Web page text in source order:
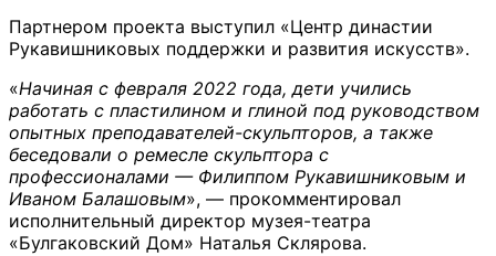
Партнером проекта выступил «Центр династии
Рукавишниковых поддержки и развития искусств».
«Начиная с февраля 2022 года, дети учились
работать с пластилином и глиной под руководством
опытных преподавателей-скульпторов, а также
беседовали о ремесле скульптора с
профессионалами — Филиппом Рукавишниковым и
Иваном Балашовым», — прокомментировал
исполнительный директор музея-театра
«Булгаковский Дом» Наталья Склярова.